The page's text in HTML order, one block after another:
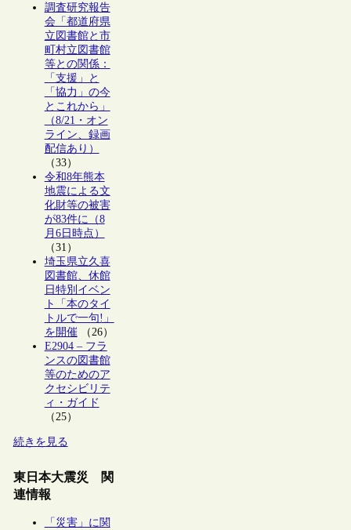
調査研究報告
会「都道府県
立図書館と市
町村立図書館
等との関係：
「支援」と
「協力」の今
とこれから」
（8/21・オン
ライン、録画
配信あり）
（33）
令和8年熊本
地震による文
化財等の被害
が83件に（8
月6日時点）
（31）
埼玉県立久喜
図書館、休館
日特別イベン
ト「本のタイ
トルで一句!」
を開催（26）
E2904 – フラ
ンスの図書館
等のためのア
クセシビリテ
ィ・ガイド
（25）
続きを見る
東日本大震災 関
連情報
「災害」に関